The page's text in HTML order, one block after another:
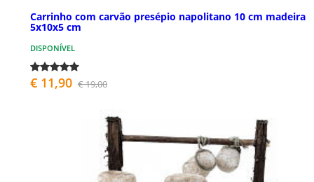
Carrinho com carvão presépio napolitano 10 cm madeira
5x10x5 cm
DISPONÍVEL
€ 11,90 € 19,00